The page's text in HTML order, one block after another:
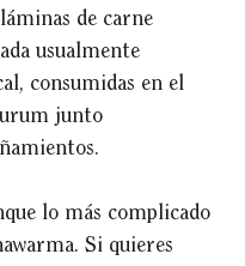
de carne
usualmente
consumidas en el
junto
lo más complicado
Si quieres